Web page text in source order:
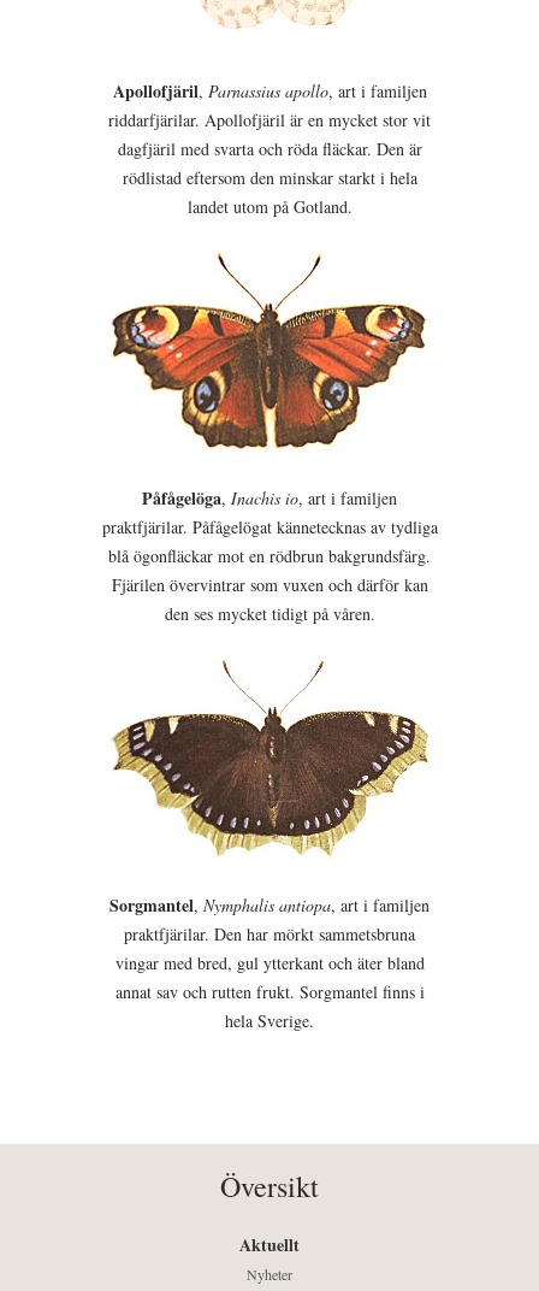
Apollofjäril, Parnassius apollo, art i familjen
riddarfjärilar. Apollofjäril är en mycket stor vit
dagfjäril med svarta och röda fläckar. Den är
rödlistad eftersom den minskar starkt i hela
landet utom på Gotland.
Påfågelöga, Inachis io, art i familjen
praktfjärilar. Påfågelögat kännetecknas av tydliga
blå ögonfläckar mot en rödbrun bakgrundsfärg.
Fjärilen övervintrar som vuxen och därför kan
den ses mycket tidigt på våren.
Sorgmantel, Nymphalis antiopa, art i familjen
praktfjärilar. Den har mörkt sammetsbruna
vingar med bred, gul ytterkant och äter bland
annat sav och rutten frukt. Sorgmantel finns i
hela Sverige.
Översikt
Aktuellt
Nyheter